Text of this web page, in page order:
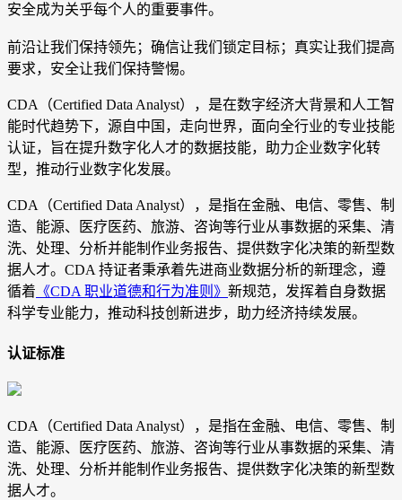
安全成为关乎每个人的重要事件。
前沿让我们保持领先；确信让我们锁定目标；真实让我们提高
要求，安全让我们保持警惕。
CDA（Certified Data Analyst），是在数字经济大背景和人工智
能时代趋势下，源自中国，走向世界，面向全行业的专业技能
认证，旨在提升数字化人才的数据技能，助力企业数字化转
型，推动行业数字化发展。
CDA（Certified Data Analyst），是指在金融、电信、零售、制
造、能源、医疗医药、旅游、咨询等行业从事数据的采集、清
洗、处理、分析并能制作业务报告、提供数字化决策的新型数
据人才。CDA 持证者秉承着先进商业数据分析的新理念，遵
循着 《CDA 职业道德和行为准则》 新规范，发挥着自身数据
科学专业能力，推动科技创新进步，助力经济持续发展。
认证标准
CDA（Certified Data Analyst），是指在金融、电信、零售、制
造、能源、医疗医药、旅游、咨询等行业从事数据的采集、清
洗、处理、分析并能制作业务报告、提供数字化决策的新型数
据人才。